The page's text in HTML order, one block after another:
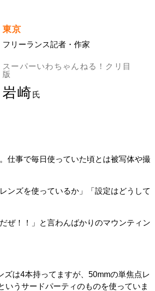
東京
フリーランス記者・作家
スーパーいわちゃんねる！クリ目
版
岩崎 氏
仕事で毎日使っていた頃とは被写体や撮
ンズを使っているか」「設定はどうして
ぜ！！」と言わんばかりのマウンティン
は4本持ってますが、50mmの単焦点レ
うサードパーティのものを使っていま